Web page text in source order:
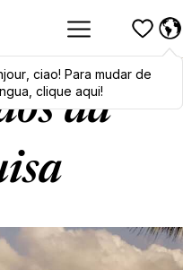
,ciao! To switch
click here!
, ciao! Para mudar de
clique aqui!
da